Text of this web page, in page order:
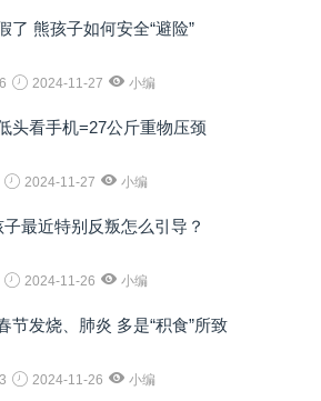
了 熊孩子如何安全“避险”
2024-11-27 小编
头看手机=27公斤重物压颈
2024-11-27 小编
子最近特别反叛怎么引导？
2024-11-26 小编
节发烧、肺炎 多是“积食”所致
2024-11-26 小编